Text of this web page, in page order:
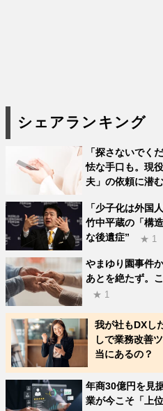
シェアランキング
「探さないでく
怯な手口も。現
夫」の依頼に潜
「少子化は外国
竹中平蔵の「構
な後遺症”
★ 1
やまゆり園事件
あとを絶たず。
★ 1
我が社もDXし
しで業務改善
当にあるの？
年商30億円を見
業が今こそ「上